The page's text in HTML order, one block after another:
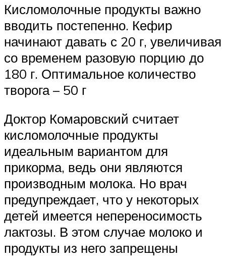
Кисломолочные продукты важно
вводить постепенно. Кефир
начинают давать с 20 г, увеличивая
со временем разовую порцию до
180 г. Оптимальное количество
творога – 50 г
Доктор Комаровский считает
кисломолочные продукты
идеальным вариантом для
прикорма, ведь они являются
производным молока. Но врач
предупреждает, что у некоторых
детей имеется непереносимость
лактозы. В этом случае молоко и
продукты из него запрещены